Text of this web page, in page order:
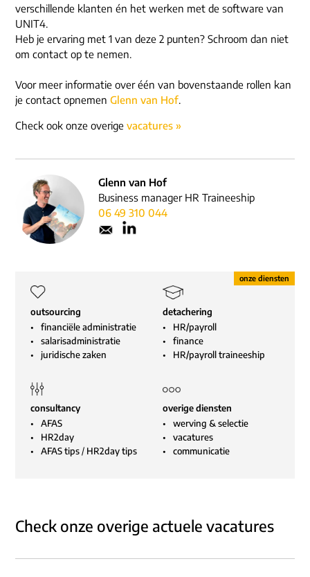
verschillende klanten én het werken met de software van
UNIT4.
Heb je ervaring met 1 van deze 2 punten? Schroom dan niet
om contact op te nemen.
Voor meer informatie over één van bovenstaande rollen kan
je contact opnemen Glenn van Hof.
Check ook onze overige vacatures »
Glenn van Hof
Business manager HR Traineeship
06 49 310 044
outsourcing
financiële administratie
salarisadministratie
juridische zaken
detachering
HR/payroll
finance
HR/payroll traineeship
consultancy
AFAS
HR2day
AFAS tips/ HR2day tips
overige diensten
werving & selectie
vacatures
communicatie
Check onze overige actuele vacatures